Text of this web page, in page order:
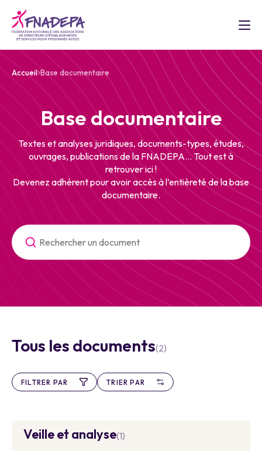
Accueil Base documentaire
Base documentaire
Textes et analyses juridiques, documents-types, études,
ouvrages, publications de la FNADEPA... Tout est à
retrouver ici !
Devenez adhérent pour avoir accès à l’entièreté de la base
documentaire.
Tous les documents(2)
FILTRER PAR TRIER PAR
Veille et analyse(1)